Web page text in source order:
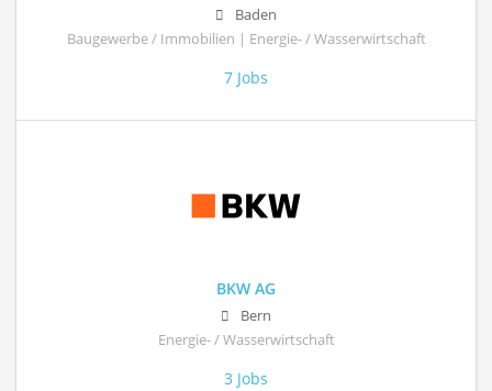
Baden
Baugewerbe / Immobilien | Energie- / Wasserwirtschaft
7 Jobs
BKW AG
Bern
Energie- / Wasserwirtschaft
3 Jobs